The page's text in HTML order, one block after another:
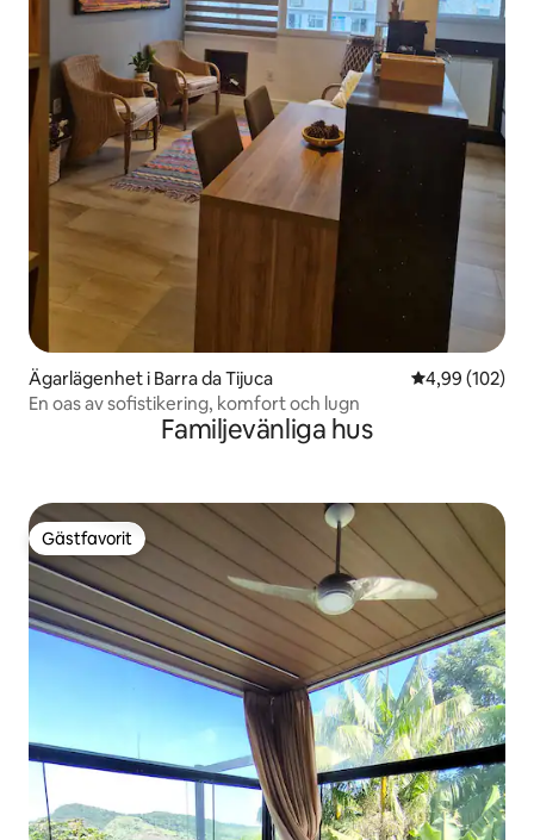
Ägarlägenhet i Barra da Tijuca 4,99 av 5 i
4,99 (102)
En oas av sofistikering, komfort och lugn
Familjevänliga hus
Gästfavorit
Gästfavorit